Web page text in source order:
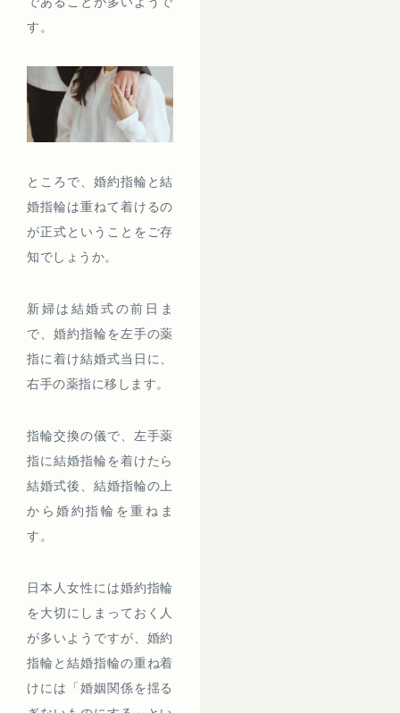
す。
ところで、婚約指輪と結
婚指輪は重ねて着けるの
が正式ということをご存
知でしょうか。
新婦は結婚式の前日ま
で、婚約指輪を左手の薬
指に着け結婚式当日に、
右手の薬指に移します。
指輪交換の儀で、左手薬
指に結婚指輪を着けたら
結婚式後、結婚指輪の上
から婚約指輪を重ねま
す。
日本人女性には婚約指輪
を大切にしまっておく人
が多いようですが、婚約
指輪と結婚指輪の重ね着
けには「婚姻関係を揺る